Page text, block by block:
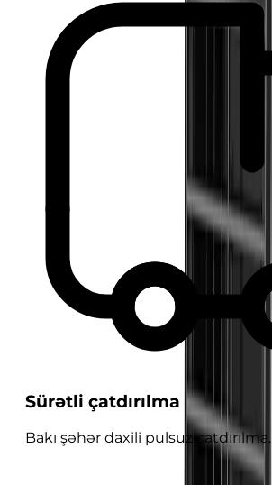
Sürətli çatdırılma
Bakı şəhər daxili pulsuz çatdırılma.